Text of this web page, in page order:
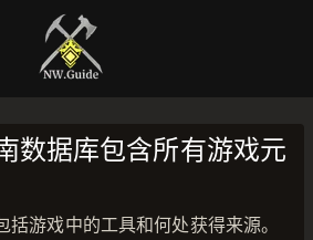
数据库包含所有游戏元
括游戏中的工具和何处获得来源。